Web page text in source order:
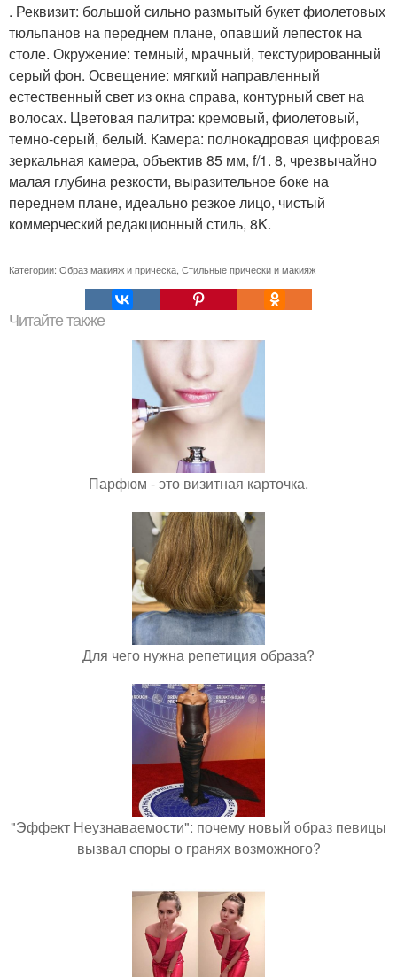
. Реквизит: большой сильно размытый букет фиолетовых
тюльпанов на переднем плане, опавший лепесток на
столе. Окружение: темный, мрачный, текстурированный
серый фон. Освещение: мягкий направленный
естественный свет из окна справа, контурный свет на
волосах. Цветовая палитра: кремовый, фиолетовый,
темно-серый, белый. Камера: полнокадровая цифровая
зеркальная камера, объектив 85 мм, f/1. 8, чрезвычайно
малая глубина резкости, выразительное боке на
переднем плане, идеально резкое лицо, чистый
коммерческий редакционный стиль, 8K.
Категории: Образ макияж и прическа Стильные прически и макияж
Читайте также
Парфюм - это визитная карточка.
Для чего нужна репетиция образа?
"Эффект Неузнаваемости": почему новый образ певицы
вызвал споры о гранях возможного?